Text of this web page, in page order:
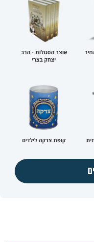
אוצר הסגולות - הרב
יצחק בצרי
קופת צדקה לילדים